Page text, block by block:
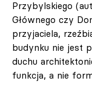
Przybylskiego
Głównego czy
przyjaciela,
budynku nie jest
duchu
funkcja, a nie